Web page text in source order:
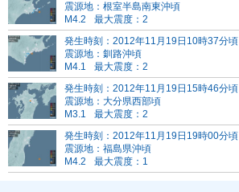
震源地：根室半島南東沖頃
M4.2
最大震度：2
発生時刻：2012年11月19日10時37分頃
震源地：釧路沖頃
M4.1
最大震度：2
発生時刻：2012年11月19日15時46分頃
震源地：大分県西部頃
M3.1
最大震度：2
発生時刻：2012年11月19日19時00分頃
震源地：福島県沖頃
M4.2
最大震度：1